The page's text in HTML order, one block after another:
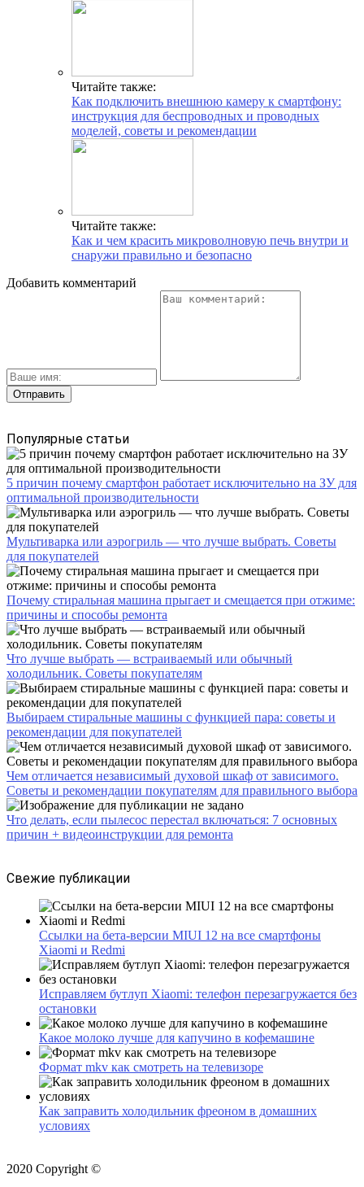
Читайте также:
Как подключить внешнюю камеру к смартфону:
инструкция для беспроводных и проводных
моделей, советы и рекомендации
Читайте также:
Как и чем красить микроволновую печь внутри и
снаружи правильно и безопасно
Добавить комментарий
Популярные статьи
5 причин почему смартфон работает исключительно на ЗУ для
оптимальной производительности
Мультиварка или аэрогриль — что лучше выбрать. Советы
для покупателей
Почему стиральная машина прыгает и смещается при отжиме:
причины и способы ремонта
Что лучше выбрать — встраиваемый или обычный
холодильник. Советы покупателям
Выбираем стиральные машины с функцией пара: советы и
рекомендации для покупателей
Чем отличается независимый духовой шкаф от зависимого.
Советы и рекомендации покупателям для правильного выбора
Что делать, если пылесос перестал включаться: 7 основных
причин + видеоинструкции для ремонта
Свежие публикации
Ссылки на бета-версии MIUI 12 на все смартфоны
Xiaomi и Redmi
Исправляем бутлуп Xiaomi: телефон перезагружается без
остановки
Какое молоко лучше для капучино в кофемашине
Формат mkv как смотреть на телевизоре
Как заправить холодильник фреоном в домашних
условиях
2020 Copyright ©